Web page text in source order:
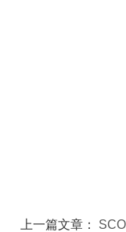
上一篇文章：